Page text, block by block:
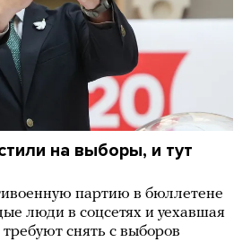
на выборы, и тут
партию в бюллетене
люди в соцсетях и уехавшая
снять с выборов